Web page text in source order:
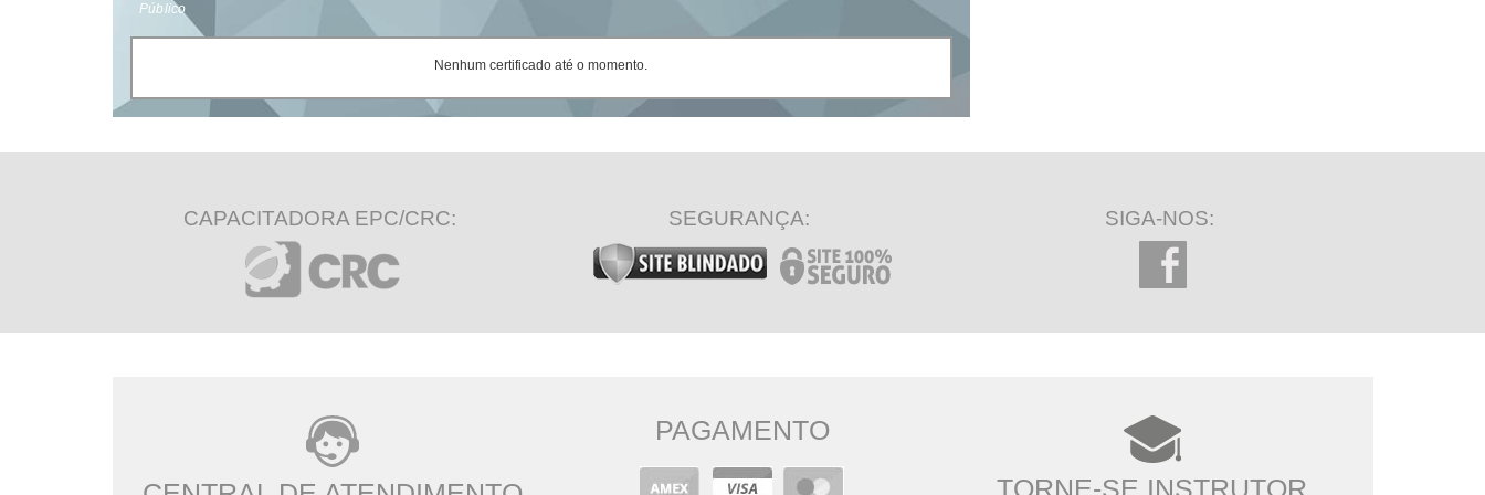
Público
Nenhum certificado até o momento.
CAPACITADORA EPC/CRC: SEGURANÇA: SIGA-NOS:
PAGAMENTO
TORNE-SE INSTRUTOR